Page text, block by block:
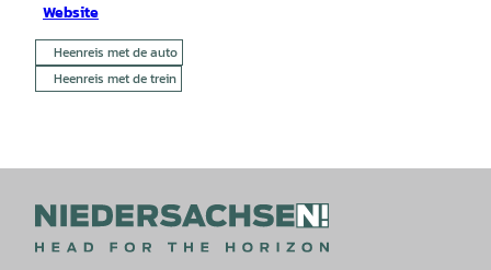
Website
Heenreis met de auto
Heenreis met de trein